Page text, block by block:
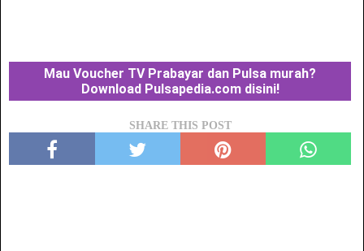
Mau Voucher TV Prabayar dan Pulsa murah?
Download Pulsapedia.com disini!
SHARE THIS POST